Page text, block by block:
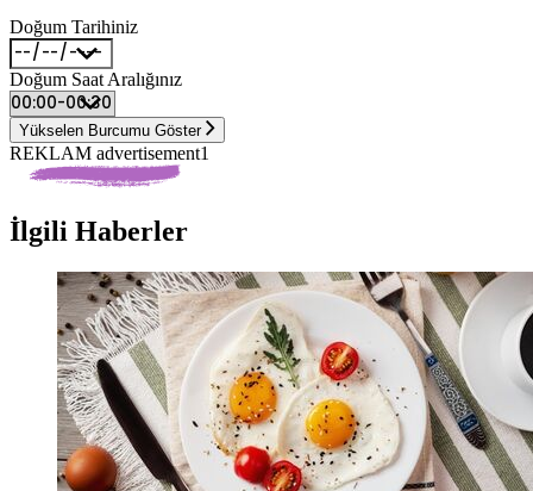
Doğum Tarihiniz
Doğum Saat Aralığınız
Yükselen Burcumu Göster
REKLAM advertisement1
İlgili Haberler